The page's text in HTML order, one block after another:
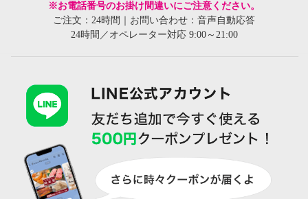
※お電話番号のお掛け間違いにご注意ください。
ご注文：24時間｜お問い合わせ：音声自動応答
24時間／オペレーター対応 9:00～21:00